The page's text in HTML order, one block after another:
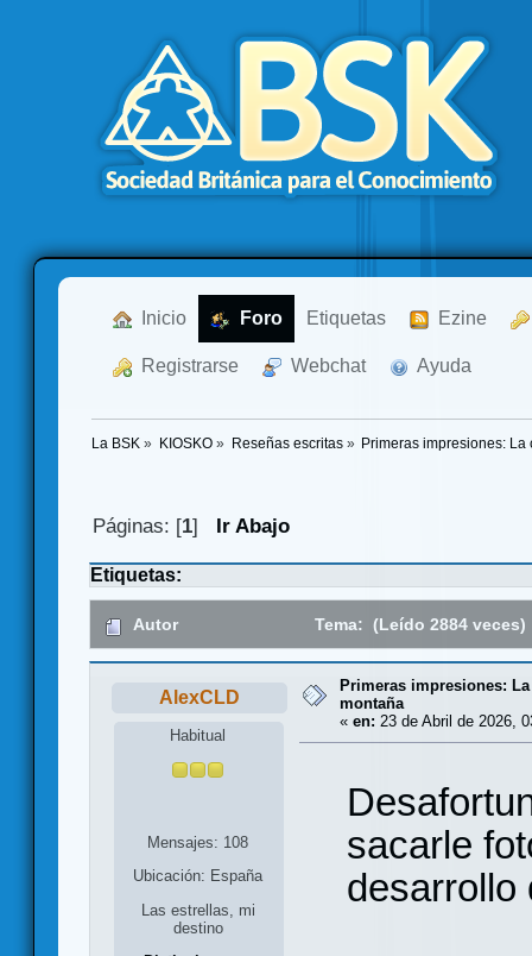
Inicio Foro Etiquetas Ezine
Registrarse Webchat Ayuda
La BSK » KIOSKO» Reseñas escritas» Primeras impresiones:
Páginas: [1] Ir Abajo
Etiquetas:
Autor Tema: (Leído 2884 veces)
AlexCLD
Habitual
Mensajes: 108
Ubicación: España
Las estrellas, mi
destino
Primeras impresiones:
montaña
« en: 23 de Abril de 2026,
sacarle
desarrollo